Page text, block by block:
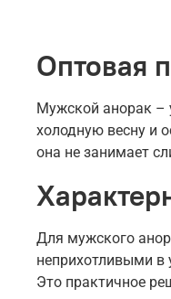
Оптовая
Мужской анорак –
холодную весну и
она не занимает
Для мужского
неприхотливыми в
Это практичное